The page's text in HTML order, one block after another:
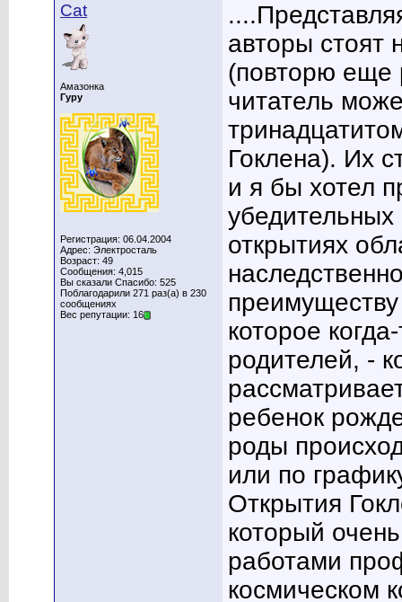
Cat
Амазонка
Гуру
Регистрация: 06.04.2004
Адрес: Электросталь
Возраст: 49
Сообщения: 4,015
Вы сказали Спасибо: 525
Поблагодарили 271 раз(а) в 230
сообщениях
Вес репутации: 16
авторы стоят
(повторю еще
читатель
Гоклена). Их
и я бы хотел
открытиях
которое
родителей, -
ребенок
роды
или по
Открытия
который
работами
космическом